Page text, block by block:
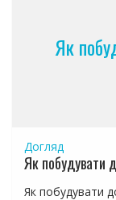
Як
Догляд
Як побудувати
Як побудувати